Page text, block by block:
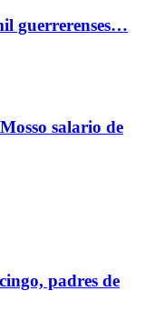
guerrerenses…
salario de
padres de